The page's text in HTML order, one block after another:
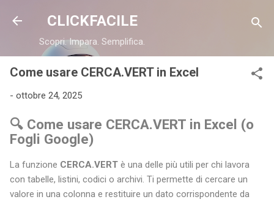
Passa ai contenuti principali
CLICKFACILE
Scopri. Impara. Semplifica.
Come usare CERCA.VERT in Excel
- ottobre 24, 2025
🔍 Come usare CERCA.VERT in Excel (o
Fogli Google)
La funzione CERCA.VERT è una delle più utili per chi lavora
con tabelle, listini, codici o archivi. Ti permette di cercare un
valore in una colonna e restituire un dato corrispondente da